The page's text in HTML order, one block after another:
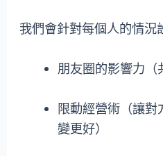
我們會針對每個人的情況
朋友圈的影響力（
限動經營術（讓
變更好）